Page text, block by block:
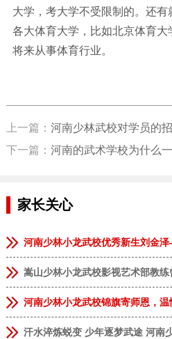
大学，考大学不受限制的。还有
各大体育大学，比如北京体育大
将来从事体育行业。
上一篇： 河南少林武校对学员的
下一篇： 河南的武术学校为什么
家长关心
河南少林小龙武校优秀新生刘金
嵩山少林小龙武校影视艺术部教
河南少林小龙武校锦旗寄师恩，
汗水淬炼蜕变 少年逐梦武途 河南